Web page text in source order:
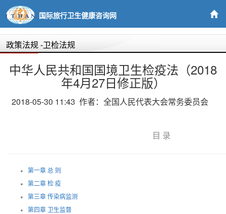
国际旅行卫生健康咨询网
政策法规-卫检法规
中华人民共和国国境卫生检疫法（2018
年4月27日修正版）
2018-05-30 11:43 作者：全国人民代表大会常务委员会
目 录
第一章 总 则
第二章 检 疫
第三章 传染病监测
第四章 卫生监督